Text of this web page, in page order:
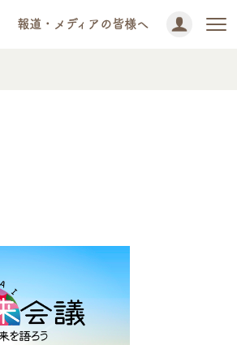
報道・メディアの皆様へ